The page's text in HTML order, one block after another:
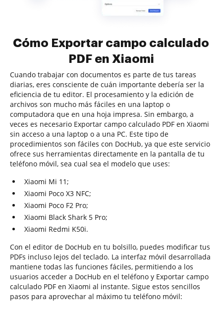
Cómo Exportar campo calculado
PDF en Xiaomi
Cuando trabajar con documentos es parte de tus tareas
diarias, eres consciente de cuán importante debería ser la
eficiencia de tu editor. El procesamiento y la edición de
archivos son mucho más fáciles en una laptop o
computadora que en una hoja impresa. Sin embargo, a
veces es necesario Exportar campo calculado PDF en Xiaomi
sin acceso a una laptop o a una PC. Este tipo de
procedimientos son fáciles con DocHub, ya que este servicio
ofrece sus herramientas directamente en la pantalla de tu
teléfono móvil, sea cual sea el modelo que uses:
Xiaomi Mi 11;
Xiaomi Poco X3 NFC;
Xiaomi Poco F2 Pro;
Xiaomi Black Shark 5 Pro;
Xiaomi Redmi K50i.
Con el editor de DocHub en tu bolsillo, puedes modificar tus
PDFs incluso lejos del teclado. La interfaz móvil desarrollada
mantiene todas las funciones fáciles, permitiendo a los
usuarios acceder a DocHub en el teléfono y Exportar campo
calculado PDF en Xiaomi al instante. Sigue estos sencillos
pasos para aprovechar al máximo tu teléfono móvil: